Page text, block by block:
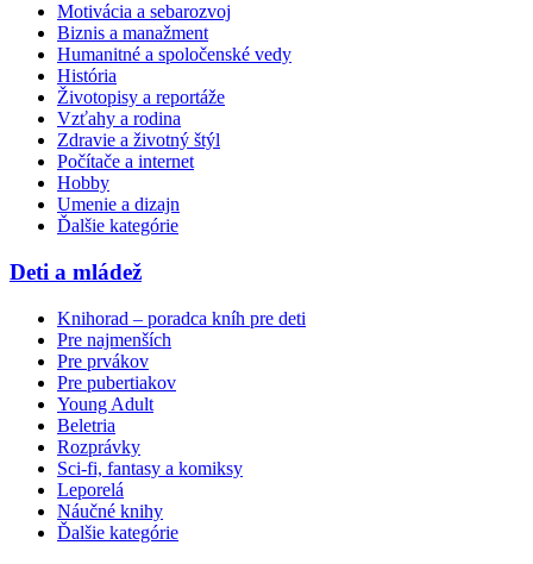
Motivácia a sebarozvoj
Biznis a manažment
Humanitné a spoločenské vedy
História
Životopisy a reportáže
Vzťahy a rodina
Zdravie a životný štýl
Počítače a internet
Hobby
Umenie a dizajn
Ďalšie kategórie
Deti a mládež
Knihorad – poradca kníh pre deti
Pre najmenších
Pre prvákov
Pre pubertiakov
Young Adult
Beletria
Rozprávky
Sci-fi, fantasy a komiksy
Leporelá
Náučné knihy
Ďalšie kategórie